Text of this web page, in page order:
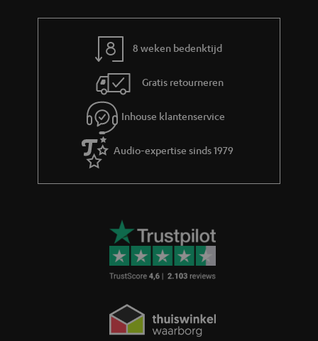
8 weken bedenktijd
Gratis retourneren
Inhouse klantenservice
Audio-expertise sinds 1979